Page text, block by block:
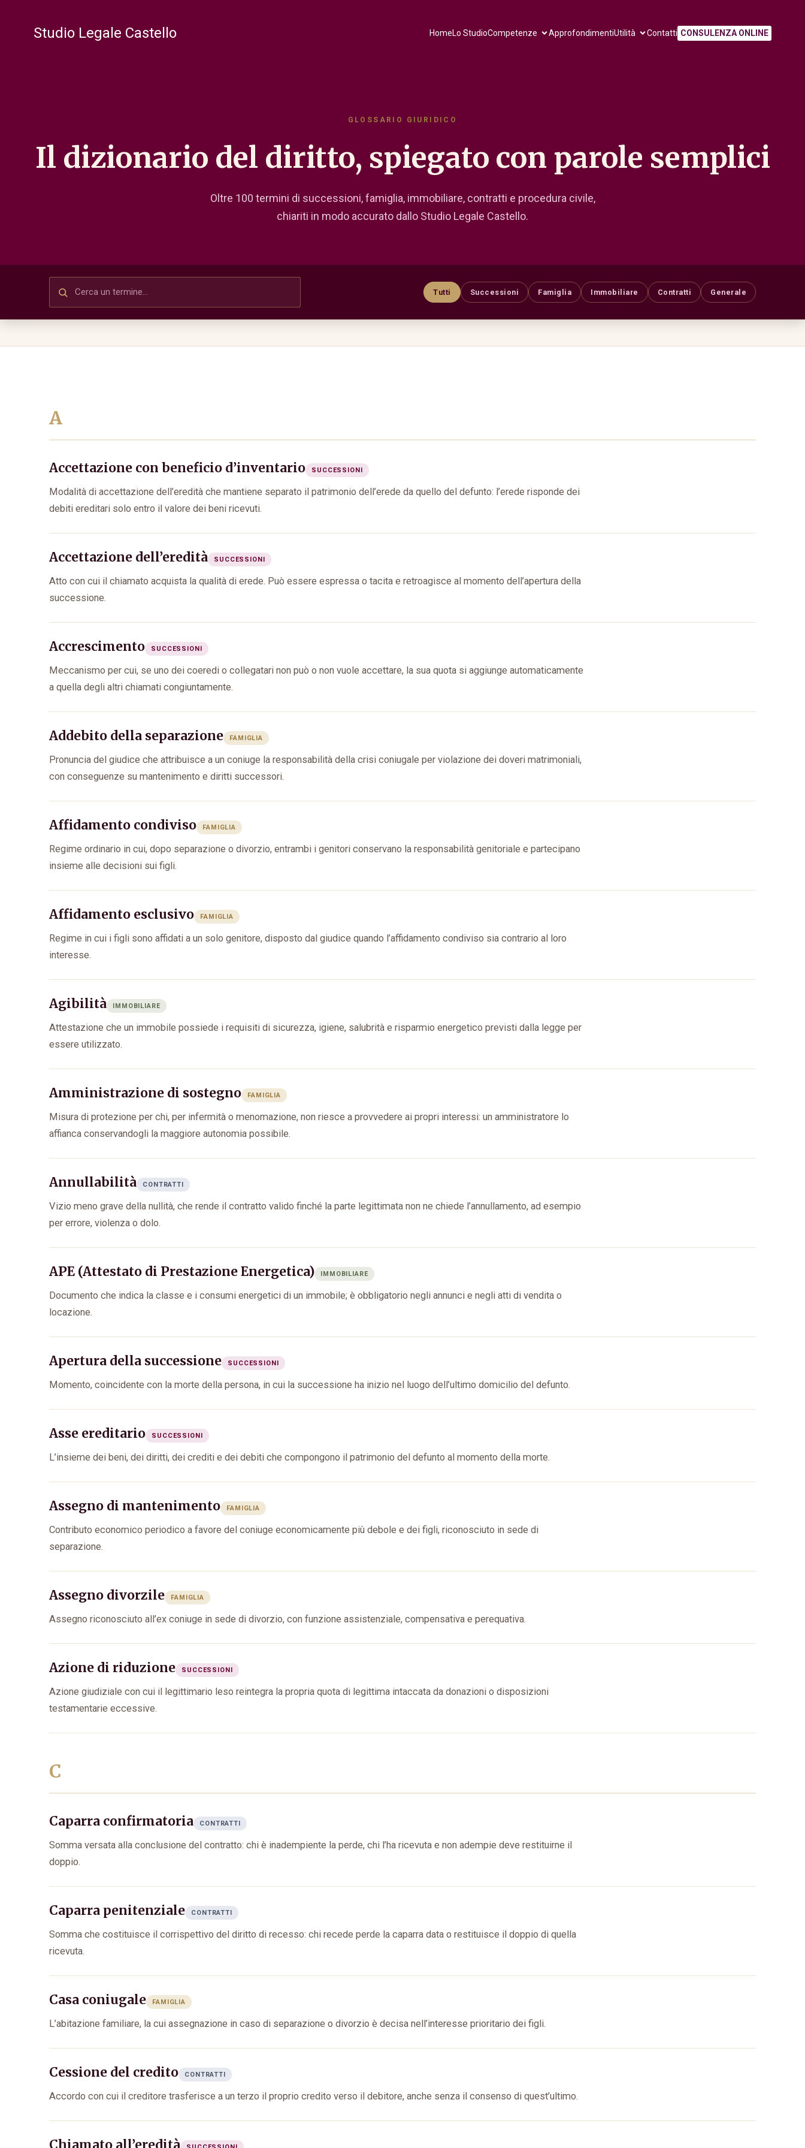
Studio Legale Castello HomeLo StudioCompetenze ApprofondimentiUtilità Contatti CONSULENZA ONLINE
GLOSSARIO GIURIDICO
Il dizionario del diritto, spiegato con parole semplici
Oltre 100 termini di successioni, famiglia, immobiliare, contratti e procedura civile,
chiariti in modo accurato dallo Studio Legale Castello.
Tutti Successioni Famiglia Immobiliare Contratti Generale
A
Accettazione con beneficio d’inventario SUCCESSIONI
Modalità di accettazione dell’eredità che mantiene separato il patrimonio dell’erede da quello del defunto: l’erede risponde dei
debiti ereditari solo entro il valore dei beni ricevuti.
Accettazione dell’eredità SUCCESSIONI
Atto con cui il chiamato acquista la qualità di erede. Può essere espressa o tacita e retroagisce al momento dell’apertura della
successione.
Accrescimento SUCCESSIONI
Meccanismo per cui, se uno dei coeredi o collegatari non può o non vuole accettare, la sua quota si aggiunge automaticamente
a quella degli altri chiamati congiuntamente.
Addebito della separazione FAMIGLIA
Pronuncia del giudice che attribuisce a un coniuge la responsabilità della crisi coniugale per violazione dei doveri matrimoniali,
con conseguenze su mantenimento e diritti successori.
Affidamento condiviso FAMIGLIA
Regime ordinario in cui, dopo separazione o divorzio, entrambi i genitori conservano la responsabilità genitoriale e partecipano
insieme alle decisioni sui figli.
Affidamento esclusivo FAMIGLIA
Regime in cui i figli sono affidati a un solo genitore, disposto dal giudice quando l’affidamento condiviso sia contrario al loro
interesse.
Agibilità IMMOBILIARE
Attestazione che un immobile possiede i requisiti di sicurezza, igiene, salubrità e risparmio energetico previsti dalla legge per
essere utilizzato.
Amministrazione di sostegno FAMIGLIA
Misura di protezione per chi, per infermità o menomazione, non riesce a provvedere ai propri interessi: un amministratore lo
affianca conservandogli la maggiore autonomia possibile.
Annullabilità CONTRATTI
Vizio meno grave della nullità, che rende il contratto valido finché la parte legittimata non ne chiede l’annullamento, ad esempio
per errore, violenza o dolo.
APE (Attestato di Prestazione Energetica) IMMOBILIARE
Documento che indica la classe e i consumi energetici di un immobile; è obbligatorio negli annunci e negli atti di vendita o
locazione.
Apertura della successione SUCCESSIONI
Momento, coincidente con la morte della persona, in cui la successione ha inizio nel luogo dell’ultimo domicilio del defunto.
Asse ereditario SUCCESSIONI
L’insieme dei beni, dei diritti, dei crediti e dei debiti che compongono il patrimonio del defunto al momento della morte.
Assegno di mantenimento FAMIGLIA
Contributo economico periodico a favore del coniuge economicamente più debole e dei figli, riconosciuto in sede di
separazione.
Assegno divorzile FAMIGLIA
Assegno riconosciuto all’ex coniuge in sede di divorzio, con funzione assistenziale, compensativa e perequativa.
Azione di riduzione SUCCESSIONI
Azione giudiziale con cui il legittimario leso reintegra la propria quota di legittima intaccata da donazioni o disposizioni
testamentarie eccessive.
C
Caparra confirmatoria CONTRATTI
Somma versata alla conclusione del contratto: chi è inadempiente la perde, chi l’ha ricevuta e non adempie deve restituirne il
doppio.
Caparra penitenziale CONTRATTI
Somma che costituisce il corrispettivo del diritto di recesso: chi recede perde la caparra data o restituisce il doppio di quella
ricevuta.
Casa coniugale FAMIGLIA
L’abitazione familiare, la cui assegnazione in caso di separazione o divorzio è decisa nell’interesse prioritario dei figli.
Cessione del credito CONTRATTI
Accordo con cui il creditore trasferisce a un terzo il proprio credito verso il debitore, anche senza il consenso di quest’ultimo.
Chiamato all’eredità